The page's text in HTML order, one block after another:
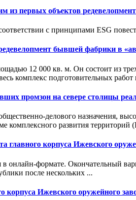
из первых объектов редевелопмент
с принципами ESG
бывшей фабрики в
12 000 кв. м. Он состоит из
комплекс подготовительных
промзон на севере столицы
делового назначения,
комплексного развития территорий
а главного корпуса Ижевского
в онлайн-формате. Окончательный
после нескольких ...
корпуса Ижевского оружейного